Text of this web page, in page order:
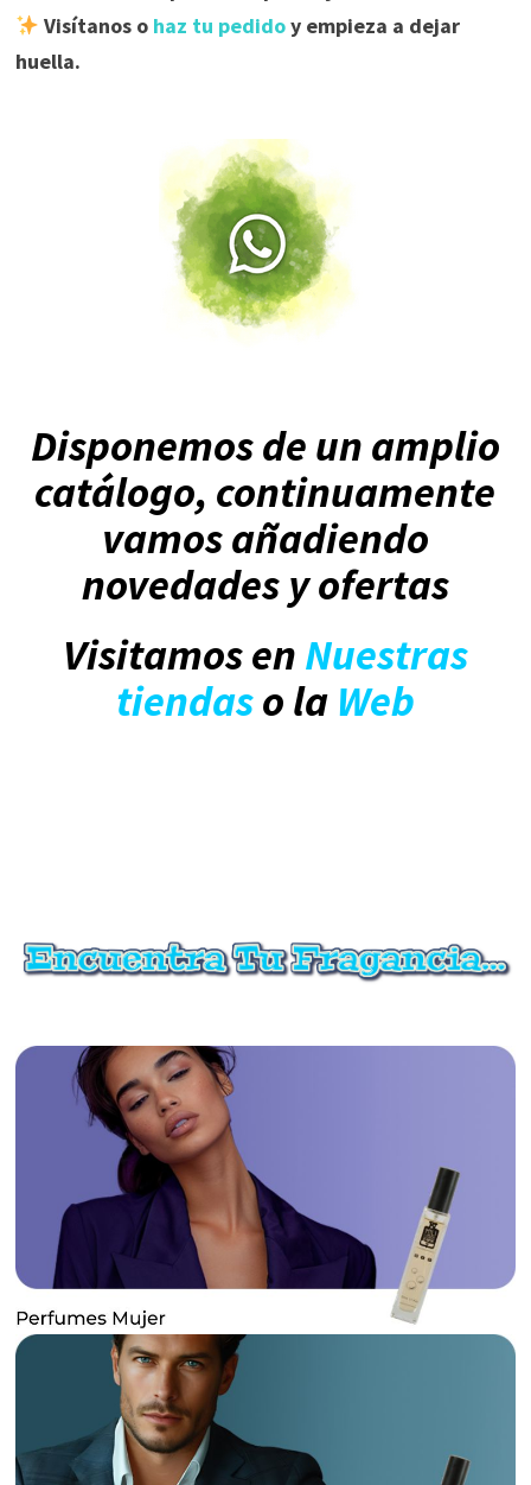
Visítanos o haz tu pedidoy empieza a dejar
huella.
Disponemos de un amplio
catálogo, continuamente
vamos añadiendo
novedades y ofertas
Visitamos en Nuestras
tiendaso la Web